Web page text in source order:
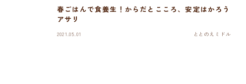
春ごはんで食養生！からだとこころ、安定はかろう
アサリ
2021.05.01 ととのえミドル